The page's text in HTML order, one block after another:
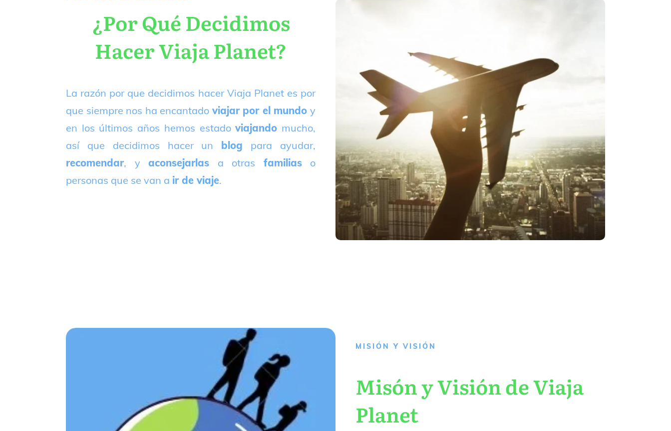
¿Por Qué Decidimos
Hacer Viaja Planet?
La razón por que decidimos hacer Viaja Planet es por
que siempre nos ha encantado viajar por el mundo y
en los últimos años hemos estadoviajando mucho,
así que decidimos hacer un blog para ayudar,
recomendar, y aconsejarlas a otras familiaso
personas que se van a ir de viaje.
MISIÓN Y VISIÓN
Misón y Visión de Viaja
Planet